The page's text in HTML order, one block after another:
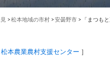
>松本地域の市村 >安曇野市 > 「まつも
松本農業農村支援センター ］